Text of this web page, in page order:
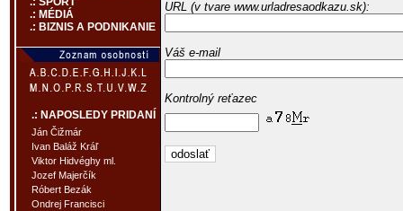
.: MÉDIÁ
.: BIZNIS A PODNIKANIE
.: NAPOSLEDY PRIDANÍ
Ján Čižmár
Ivan Baláž Kráľ
Viktor Hidvéghy ml.
Jozef Majerčík
Róbert Bezák
Ondrej Francisci
URL (v tvare www.urladresaodkazu.sk):
Váš e-mail
Kontrolný reťazec